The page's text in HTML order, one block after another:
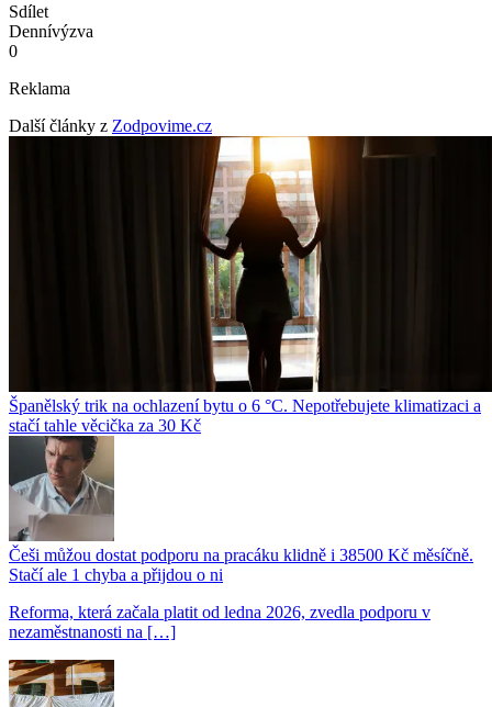
Sdílet
Dennívýzva
0
Reklama
Další články z Zodpovime.cz
Španělský trik na ochlazení bytu o 6 °C. Nepotřebujete klimatizaci a
stačí tahle věcička za 30 Kč
Češi můžou dostat podporu na pracáku klidně i 38500 Kč měsíčně.
Stačí ale 1 chyba a přijdou o ni
Reforma, která začala platit od ledna 2026, zvedla podporu v
nezaměstnanosti na […]